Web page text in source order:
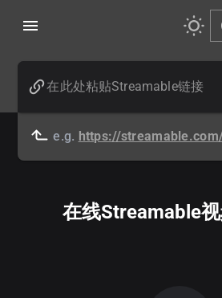
e.g. https://
在线Streamable